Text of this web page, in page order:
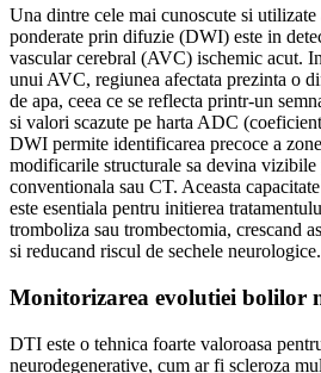
Una dintre cele mai cunoscute si
ponderate prin difuzie (DWI) este in
vascular cerebral (AVC) ischemic acut.
unui AVC, regiunea afectata prezinta o
de apa, ceea ce se reflecta printr-un
si valori scazute pe harta ADC
DWI permite identificarea precoce a
modificarile structurale sa devina
conventionala sau CT. Aceasta
este esentiala pentru initierea
tromboliza sau trombectomia, crescand
si reducand riscul de sechele neurologice.
Monitorizarea evolutiei bolilor
DTI este o tehnica foarte valoroasa
neurodegenerative, cum ar fi scleroza